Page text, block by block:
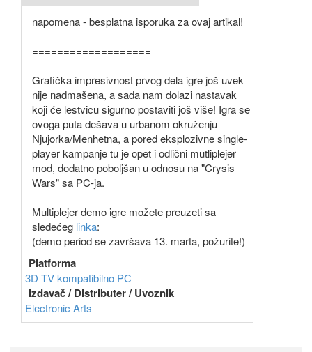
napomena - besplatna isporuka za ovaj artikal!
===================
Grafička impresivnost prvog dela igre još uvek
nije nadmašena, a sada nam dolazi nastavak
koji će lestvicu sigurno postaviti još više! Igra se
ovoga puta dešava u urbanom okruženju
Njujorka/Menhetna, a pored eksplozivne single-
player kampanje tu je opet i odlični mutliplejer
mod, dodatno poboljšan u odnosu na "Crysis
Wars" sa PC-ja.
Multiplejer demo igre možete preuzeti sa
sledećeg linka:
(demo period se završava 13. marta, požurite!)
Platforma
3D TV kompatibilno PC
Izdavač / Distributer / Uvoznik
Electronic Arts